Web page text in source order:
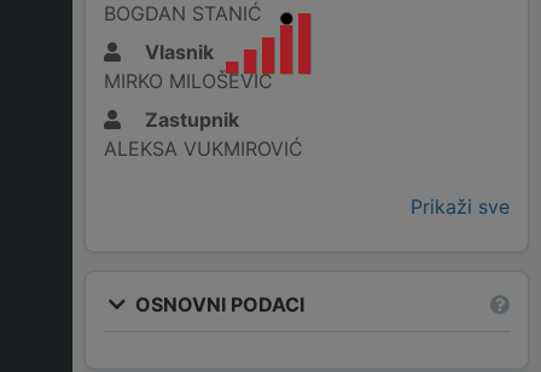
BOGDAN STANIĆ
Vlasnik
MIRKO MILOŠEVIĆ
Zastupnik
ALEKSA VUKMIROVIĆ
Prikaži sve
OSNOVNI PODACI